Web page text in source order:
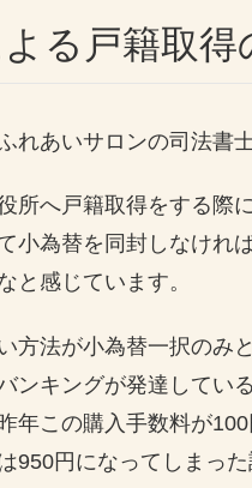
よる戸籍取
れあいサロンの司法書
所へ戸籍取得をする際
小為替を同封しなけれ
と感じています。
方法が小為替一択のみ
ンキングが発達してい
年この購入手数料が
950円になってしまっ